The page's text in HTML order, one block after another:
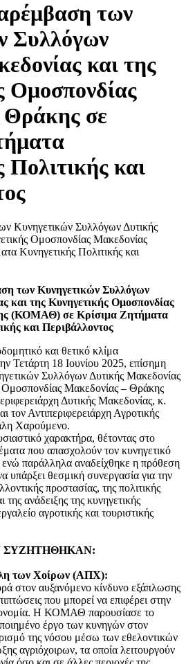
των
Συλλόγων
και της
Ομοσπονδίας
σε
Πολιτικής και
των Κυνηγετικών Συλλόγων
και της Κυνηγετικής Ομοσπονδίας
(ΚΟΜΑΘ) σε Κρίσιμα Ζητήματα
και Περιβάλλοντος
και θετικό κλίμα
Τετάρτη 18 Ιουνίου 2025, επίσημη
Συλλόγων Δυτικής Μακεδονίας
Ομοσπονδίας Μακεδονίας – Θράκης
Δυτικής Μακεδονίας, κ.
τον Αντιπεριφερειάρχη Αγροτικής
Χαρούμενο.
χαρακτήρα, θέτοντας στο
που απασχολούν τον κυνηγετικό
ενώ παράλληλα αναδείχθηκε η πρόθεση
θεσμική συνεργασία για την
προστασίας, της πολιτικής
ανάδειξης της κυνηγετικής
αγροτικής και τουριστικής
ΣΥΖΗΤΗΘΗΚΑΝ:
των Χοίρων (ΑΠΧ):
στον αυξανόμενο κίνδυνο εξάπλωσης
που μπορεί να επιφέρει στην
Η ΚΟΜΑΘ παρουσίασε το
έργο των κυνηγών στον
της νόσου μέσω των εθελοντικών
αγριόχοιρων, τα οποία λειτουργούν